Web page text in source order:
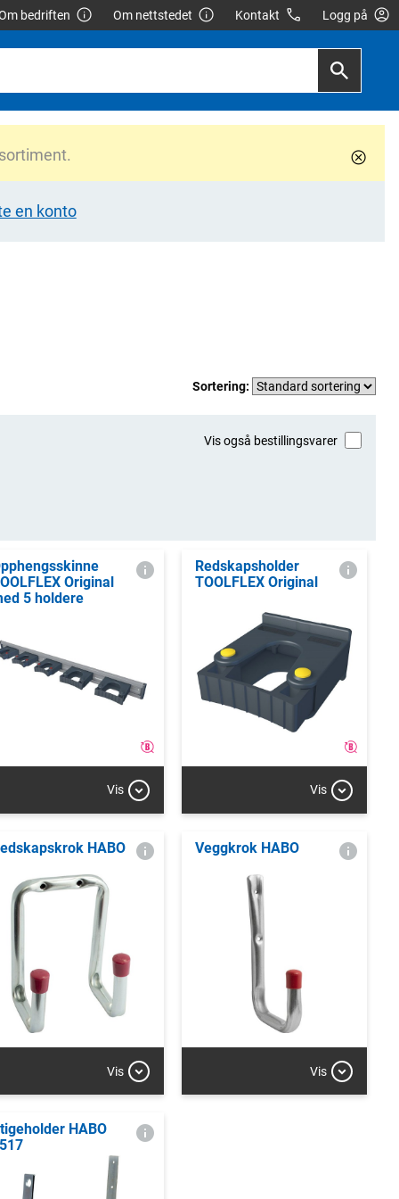
bedriften Om nettstedet Kontakt Logg på
en konto
Sortering:
Vis også bestillingsvarer
Original
5 holdere
Vis
Redskapsholder
TOOLFLEX Original
Vis
HABO
Vis
Veggkrok HABO
Vis
HABO